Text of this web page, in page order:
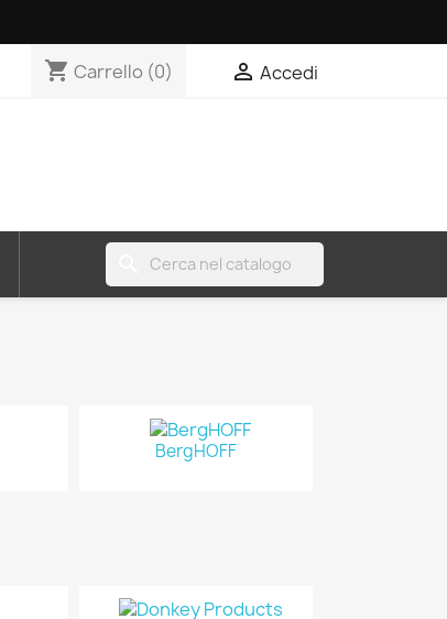
shopping_cart Carrello (0)  Accedi
BergHOFF